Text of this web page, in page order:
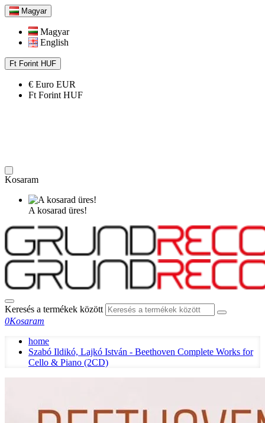
Magyar
Magyar
English
Ft Forint HUF
€ Euro EUR
Ft Forint HUF
Kosaram
A kosarad üres!
Keresés a termékek között
0Kosaram
home
Szabó Ildikó, Lajkó István - Beethoven Complete Works for
Cello & Piano (2CD)